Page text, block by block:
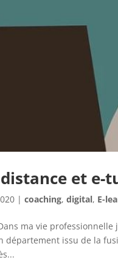
et e-
|coaching,digital, E-
ma vie
département issu de la